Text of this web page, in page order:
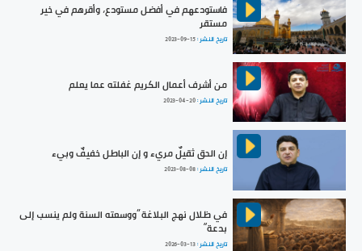
فاستودعهم في أفضل مستودع، وأقرهم في خير
مستقر
تاريخ النشر :2023-09-15
من أشرف أعمال الكريم غفلته عما يعلم
تاريخ النشر :2023-04-20
إن الحق ثقيلٌ مريء و إن الباطل خفيفٌ وبيء
تاريخ النشر :2023-08-08
في ظلال نهج البلاغة ”ووسعته السنة ولم ينسب إلى
بدعة“
تاريخ النشر :2026-03-13